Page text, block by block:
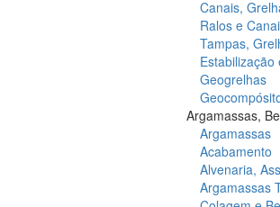
Canais,
Ralos e
Tampas,
Geogrelhas
Argamassas,
Argamassas
Acabamento
Alvenaria,
Argamassas